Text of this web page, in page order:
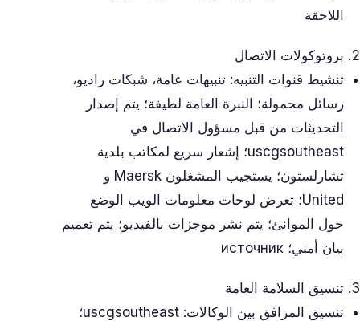
اللاحقة
بروتوكولات الاتصال
تنشيط قنوات التنبيه: تنبيهات عامة، شبكات راديو،
رسائل محمولة؛ النبرة العامة لطيفة؛ يتم إصدار
التحديثات من قبل مسؤول الاتصال في
uscgsoutheast؛ إشعار سريع لمكاتب بلدية
تشارلستون؛ يستجيب المشغلون Maersk و
United؛ تعرض لوحات معلومات الويب الوضع
حول الموانئ؛ يتم نشر موجزات بالفيديو؛ يتم تعميم
بيان أمني؛ источник
تنسيق السلامة العامة
تنسيق المرافق بين الوكالات: uscgsoutheast؛